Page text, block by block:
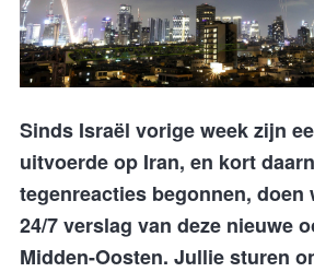
Sinds Israël vorige week zijn
uitvoerde op Iran, en kort
tegenreacties begonnen, doen
24/7 verslag van deze nieuwe
Midden-Oosten. Jullie sturen